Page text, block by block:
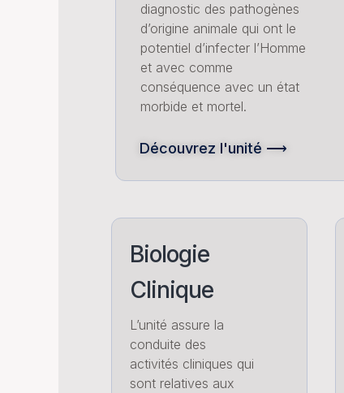
diagnostic des pathogènes
d’origine animale qui ont le
potentiel d’infecter l’Homme
et avec comme
conséquence avec un état
morbide et mortel.
Découvrez l'unité ⟶
Biologie
Clinique
L’unité assure la
conduite des
activités cliniques qui
sont relatives aux